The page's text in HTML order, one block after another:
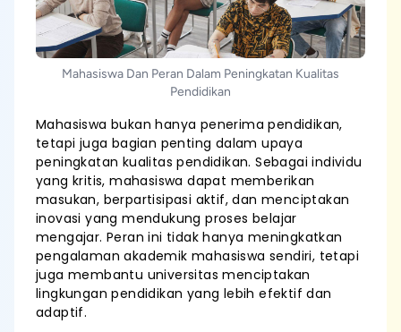
Mahasiswa Dan Peran Dalam Peningkatan Kualitas
Pendidikan
Mahasiswa bukan hanya penerima pendidikan,
tetapi juga bagian penting dalam upaya
peningkatan kualitas pendidikan. Sebagai individu
yang kritis, mahasiswa dapat memberikan
masukan, berpartisipasi aktif, dan menciptakan
inovasi yang mendukung proses belajar
mengajar. Peran ini tidak hanya meningkatkan
pengalaman akademik mahasiswa sendiri, tetapi
juga membantu universitas menciptakan
lingkungan pendidikan yang lebih efektif dan
adaptif.